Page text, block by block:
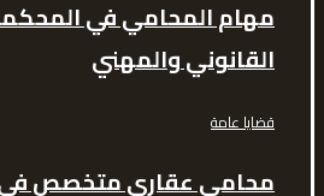
مهام المحامي في
القانوني والمهني
قضايا عامة
محامي عقاري متخصص في